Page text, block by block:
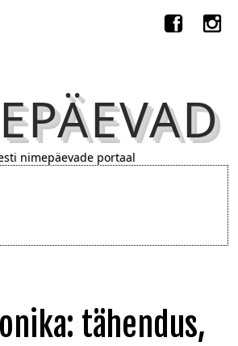
nimepäevade portaal
tähendus,